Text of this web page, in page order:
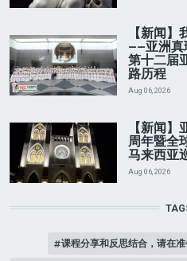
【新闻
——亚洲真
第十二届
路历程
Aug 06, 2026
【新闻
周年暨全
马来西亚
Aug 06, 2026
课程分享和反思结合，请在准